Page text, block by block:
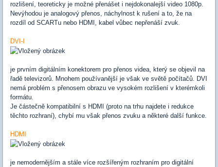
rozlišení, teoreticky je možné přenášet i nejdokonalejší video 1080p.
Nevýhodou je analogový přenos, náchylnost k rušení a to, že na
rozdíl od SCARTu nebo HDMI, kabel vůbec nepřenáší zvuk.
DVI-I
je prvním digitálním konektorem pro přenos videa, který se objevil na
řadě televizorů. Mnohem používanější je však ve světě počítačů. DVI
nemá problém s přenosem obrazu ve vysokém rozlišení v kterémkoli
formátu.
Je částečně kompatibilní s HDMI (proto na trhu najdete i redukce
těchto rozhraní), chybí mu však přenos zvuku a některé další funkce.
HDMI
je nemodernějším a stále více rozšířeným rozhraním pro digitální